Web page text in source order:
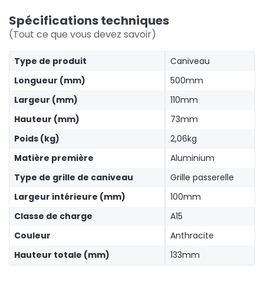
Spécifications techniques
(Tout ce que vous devez savoir)
Type de produit
Caniveau
Longueur (mm)
500mm
Largeur (mm)
110mm
Hauteur (mm)
73mm
Poids (kg)
2,06kg
Matière première
Aluminium
Type de grille de caniveau
Grille passerelle
Largeur intérieure (mm)
100mm
Classe de charge
A15
Couleur
Anthracite
Hauteur totale (mm)
133mm